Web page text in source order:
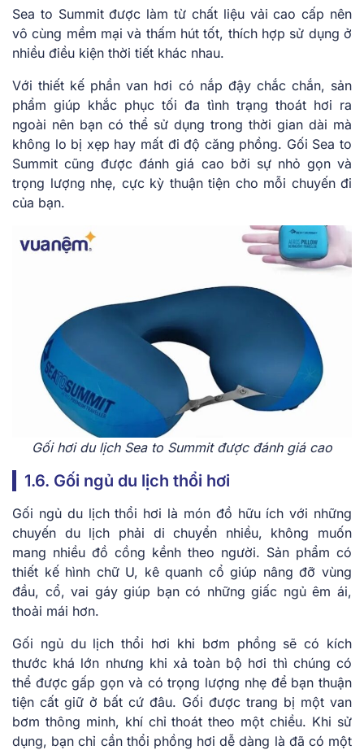
Sea to Summit được làm từ chất liệu vải cao cấp nên
vô cùng mềm mại và thấm hút tốt, thích hợp sử dụng ở
nhiều điều kiện thời tiết khác nhau.
Với thiết kế phần van hơi có nắp đậy chắc chắn, sản
phẩm giúp khắc phục tối đa tình trạng thoát hơi ra
ngoài nên bạn có thể sử dụng trong thời gian dài mà
không lo bị xẹp hay mất đi độ căng phồng. Gối Sea to
Summit cũng được đánh giá cao bởi sự nhỏ gọn và
trọng lượng nhẹ, cực kỳ thuận tiện cho mỗi chuyến đi
của bạn.
Gối hơi du lịch Sea to Summit được đánh giá cao
1.6. Gối ngủ du lịch thổi hơi
Gối ngủ du lịch thổi hơi là món đồ hữu ích với những
chuyến du lịch phải di chuyển nhiều, không muốn
mang nhiều đồ cồng kềnh theo người. Sản phẩm có
thiết kế hình chữ U, kê quanh cổ giúp nâng đỡ vùng
đầu, cổ, vai gáy giúp bạn có những giấc ngủ êm ái,
thoải mái hơn.
Gối ngủ du lịch thổi hơi khi bơm phồng sẽ có kích
thước khá lớn nhưng khi xả toàn bộ hơi thì chúng có
thể được gấp gọn và có trọng lượng nhẹ để bạn thuận
tiện cất giữ ở bất cứ đâu. Gối được trang bị một van
bơm thông minh, khí chỉ thoát theo một chiều. Khi sử
dụng, bạn chỉ cần thổi phồng hơi dễ dàng là đã có một